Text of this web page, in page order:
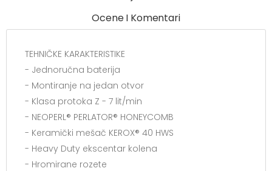
Ocene I Komentari
TEHNIČKE KARAKTERISTIKE
- Jednoručna baterija
- Montiranje na jedan otvor
- Klasa protoka Z - 7 lit/min
- NEOPERL® PERLATOR® HONEYCOMB
- Keramički mešač KEROX® 40 HWS
- Heavy Duty ekscentar kolena
- Hromirane rozete